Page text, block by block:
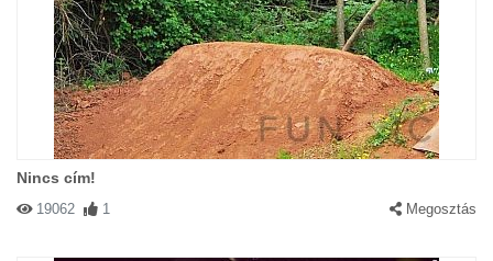
Nincs cím!
19062 1 Megosztás